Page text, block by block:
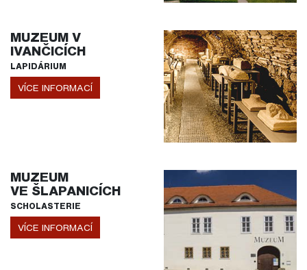
MUZEUM V
IVANČICÍCH
LAPIDÁRIUM
VÍCE INFORMACÍ
MUZEUM
VE ŠLAPANICÍCH
SCHOLASTERIE
VÍCE INFORMACÍ